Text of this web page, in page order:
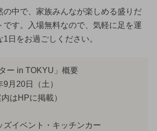
の中で、家族みんなが楽しめる盛りだ
です。入場無料なので、気軽に足を運
日をお過ごしください。
ー in TOKYU」概要
月20日（土）
はHPに掲載）
ズイベント・キッチンカー